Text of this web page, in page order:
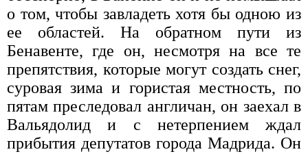
о том, чтобы завладеть хотя бы одною из
ее областей. На обратном пути из
Бенавенте, где он, несмотря на все те
препятствия, которые могут создать снег,
суровая зима и гористая местность, по
пятам преследовал англичан, он заехал в
Вальядолид и с нетерпением ждал
прибытия депутатов города Мадрида. Он